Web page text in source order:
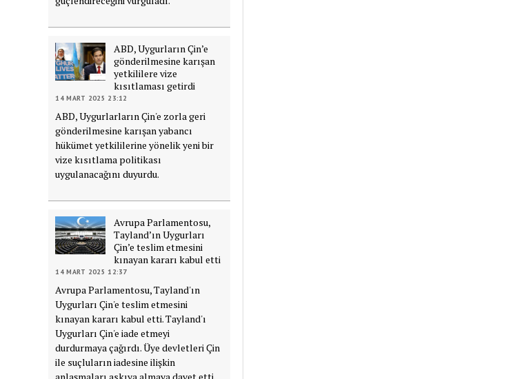
ABD, Uygurların Çin’e
gönderilmesine karışan
yetkililere vize
kısıtlaması getirdi
14 MART 2025 23:12
ABD, Uygurlarların Çin'e zorla geri
gönderilmesine karışan yabancı
hükümet yetkililerine yönelik yeni bir
vize kısıtlama politikası
uygulanacağını duyurdu.
Avrupa Parlamentosu,
Tayland’ın Uygurları
Çin’e teslim etmesini
kınayan kararı kabul etti
14 MART 2025 12:37
Avrupa Parlamentosu, Tayland'ın
Uygurları Çin'e teslim etmesini
kınayan kararı kabul etti. Tayland'ı
Uygurları Çin'e iade etmeyi
durdurmaya çağırdı. Üye devletleri Çin
ile suçluların iadesine ilişkin